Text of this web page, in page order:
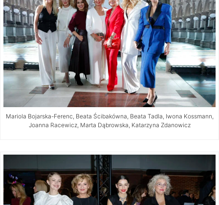
Mariola Bojarska-Ferenc, Beata Ścibakówna, Beata Tadla, Iwona Kossmann,
Joanna Racewicz, Marta Dąbrowska, Katarzyna Zdanowicz